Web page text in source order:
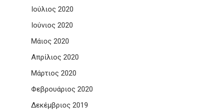
Ιούλιος 2020
Ιούνιος 2020
Μάιος 2020
Απρίλιος 2020
Μάρτιος 2020
Φεβρουάριος 2020
Δεκέμβριος 2019